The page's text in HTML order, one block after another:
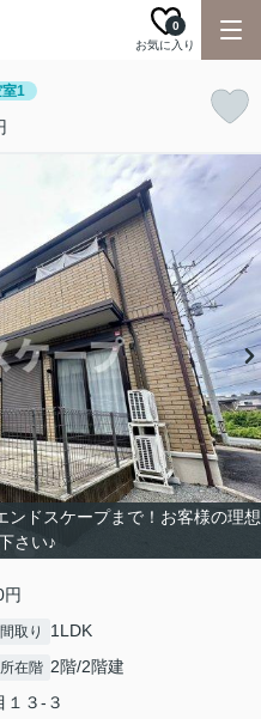
お気に入り
0
室1
ンドスケープまで！お客様の理想
さい♪
間取り 1LDK
所在階 2階/2階建
１３-３